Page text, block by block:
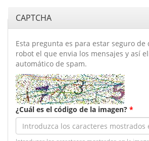
CAPTCHA
Esta pregunta es para estar seguro de
robot el que envia los mensajes y así
automático de spam.
¿Cuál es el código de la imagen? *